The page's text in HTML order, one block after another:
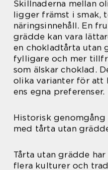
Skillnaderna mellan
ligger främst i smak,
näringsinnehåll. En
grädde kan vara
en chokladtårta utan
fylligare och mer
som älskar choklad.
olika varianter för att
ens egna preferenser.
Historisk
med tårta utan
Tårta utan grädde
flera kulturer och